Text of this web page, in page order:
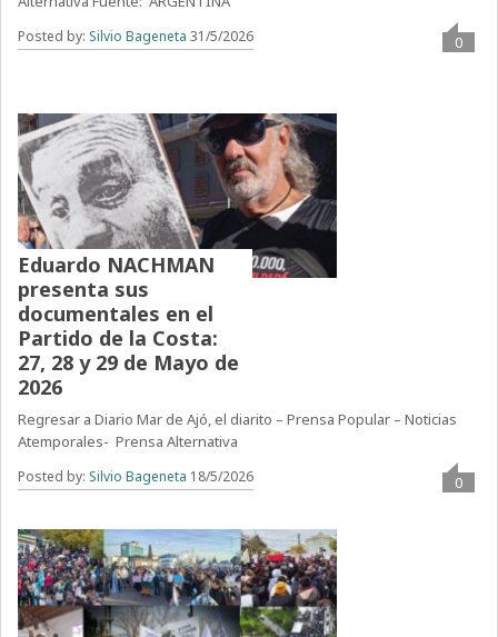
Posted by: Silvio Bageneta 31/5/2026 0
Eduardo NACHMAN
presenta sus
documentales en el
Partido de la Costa:
27, 28 y 29 de Mayo de
2026
Regresar a Diario Mar de Ajó, el diarito – Prensa Popular – Noticias
Atemporales- Prensa Alternativa
Posted by: Silvio Bageneta 18/5/2026 0